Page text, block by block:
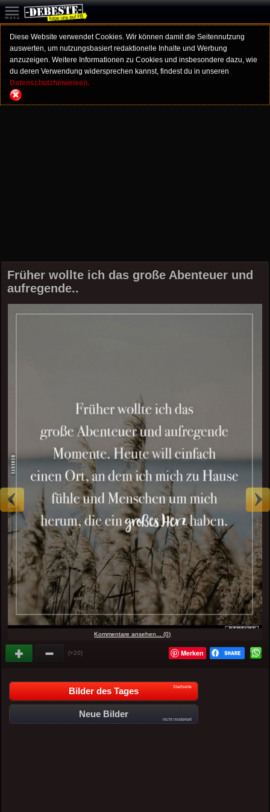
Diese Website verwendet Cookies. Wir können damit die Seitennutzung
auswerten, um nutzungsbasiert redaktionelle Inhalte und Werbung
anzuzeigen. Weitere Informationen zu Cookies und insbesondere dazu, wie
du deren Verwendung widersprechen kannst, findest du in unseren
Datenschutzhinweisen.
Früher wollte ich das große Abenteuer und
aufregende..
Kommentare ansehen... (0)
(+20) Merken
Bilder des Tages Startseite
Neue Bilder
nicht moderiert